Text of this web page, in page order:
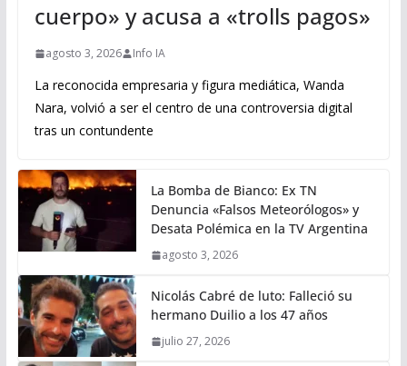
cuerpo» y acusa a «trolls pagos»
agosto 3, 2026 Info IA
La reconocida empresaria y figura mediática, Wanda
Nara, volvió a ser el centro de una controversia digital
tras un contundente
La Bomba de Bianco: Ex TN
Denuncia «Falsos Meteorólogos» y
Desata Polémica en la TV Argentina
agosto 3, 2026
Nicolás Cabré de luto: Falleció su
hermano Duilio a los 47 años
julio 27, 2026